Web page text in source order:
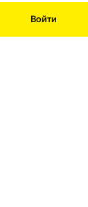
Войти